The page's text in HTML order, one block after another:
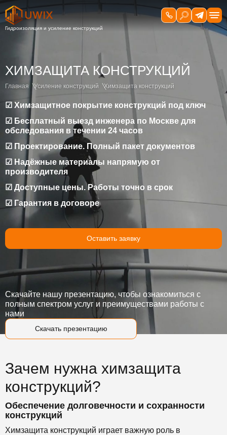
ХИМЗАЩИТА КОНСТРУКЦИЙ
Главная Усиление конструкций Химзащита конструкций
☑ Химзащитное покрытие конструкций под ключ
☑ Бесплатный выезд инженера по Москве для
обследования в течении 24 часов
☑ Проектирование. Полный пакет документов
☑ Надёжные материалы напрямую от
производителя
☑ Доступные цены. Работы точно в срок
☑ Гарантия в договоре
Оставить заявку
Скачать презентацию
Скачайте нашу презентацию, чтобы ознакомиться с
полным спектром услуг и преимуществами работы с
нами
Зачем нужна химзащита
конструкций?
Обеспечение долговечности и сохранности
конструкций
Химзащита конструкций играет важную роль в